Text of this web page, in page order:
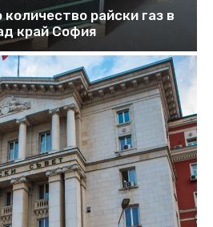
райски газ в
край София